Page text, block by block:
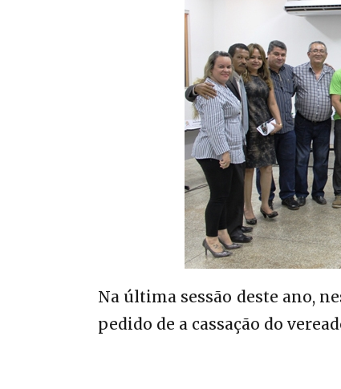
Na última sessão deste ano,
pedido de a cassação do